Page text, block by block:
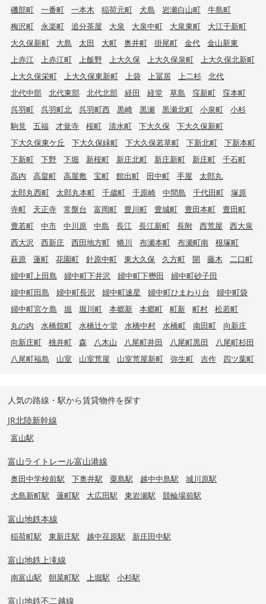
磯部町
一番町 一本木 稲荷元町 犬島 岩瀬白山町
牛島町
梅沢町
永楽町 追分茶屋 大泉 大泉中町 大泉東町
大江干新町
大久保新町
大島 太田 大町 奥井町 掛尾町 金代
金山新東
上赤江
上赤江町 上飯野 上大久保 上大久保泉町
上大久保北新町
上大久保栄町
上大久保東新町 上袋 上冨居 上二杉
北代
北代中部
北代東部 北代北部 経田 経堂 草島 窪新町
窪本町
呉羽町
呉羽町北 呉羽町西 黒崎 黒瀬 黒瀬北町 小泉町
小杉
駒見
五福 才覚寺 桜町 清水町 下大久保
下大久保新町
下大久保東ケ丘
下大久保緑町 下大久保若草町 下新北町
下新本町
下新町
下野 下堀 新桜町 新庄北町 新庄新町 新庄町
千石町
高内
高畠町 高屋敷 宝町 館出町 田中町 手屋
太郎丸
太郎丸西町
太郎丸本町 千歳町 千原崎 中間島 千代田町
塚原
寺町
天正寺 常盤台 富岡町 豊川町 豊城町 豊田本町
豊田町
豊若町
中市 中川原 中島 長江 長江新町 長附 西荒屋
西大泉
西大沢
西新庄 西田地方町 蜷川 布瀬本町 布瀬町南
根塚町
萩原
蓮町 花園町 針原中町 東大久保 久方町 開 藤木
二口町
婦中町上田島
婦中町下井沢 婦中町下轡田
婦中町砂子田
婦中町田島
婦中町長沢 婦中町速星 婦中町ひまわり台
婦中町袋
婦中町宮ケ島
堀 堀川町 本郷新 本郷町 町新 町村
松若町
丸の内
水橋舘町 水橋辻ケ堂 水橋中村 水橋町 南田町
向新庄
向新庄町
桃井町 森 八木山 八尾町井田 八尾町黒田
八尾町杉田
八尾町福島
山室 山室荒屋 山室荒屋新町 弥生町 吉作 四ツ葉町
人気の路線・駅から賃貸物件を探す
JR北陸新幹線
富山駅
富山ライトレール富山港線
奥田中学校前駅 下奥井駅 粟島駅 越中中島駅
城川原駅
犬島新町駅
蓮町駅 大広田駅 東岩瀬駅 競輪場前駅
富山地鉄本線
稲荷町駅 東新庄駅 越中荏原駅 新庄田中駅
富山地鉄上滝線
南富山駅 朝菜町駅 上堀駅 小杉駅
富山地鉄不二越線